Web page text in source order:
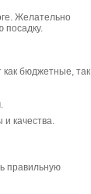
Желательно
посадку.
бюджетные, так
качества.
правильную